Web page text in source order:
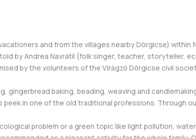
and from the villages nearby Dörgicse) within
by Andrea Navratil (folk singer, teacher, storyteller,
by the volunteers of the Virágzó Dörgicse civil
gingerbread baking, beading, weaving and
in one of the old traditional professions. Through
problem or a green topic like light pollution, water